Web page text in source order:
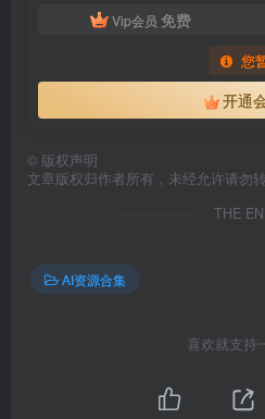
Vip会员 免费
您
开通
© 版权声明
文章版权归作者所有，未经允许请勿转
THE
AI资源合集
喜欢就支持